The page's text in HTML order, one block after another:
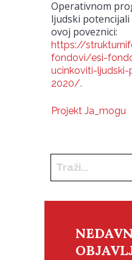
Operativnom
ljudski potencijali
ovoj poveznici:
https://
fondovi/esi-
ucinkoviti-
2020/.
Projekt Ja_mogu